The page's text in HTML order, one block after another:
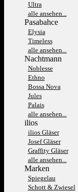
Ultra
alle ansehen...
Pasabahce
Elysia
Timeless
alle ansehen...
Nachtmann
Noblesse
Ethno
Bossa Nova
Jules
Palais
alle ansehen...
ilios
ilios Gläser
Josef Gläser
Graffity Gläser
alle ansehen...
Marken
Spiegelau
Schott & Zwiesel